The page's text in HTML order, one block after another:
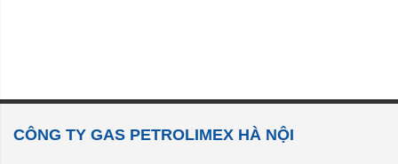
CÔNG TY GAS PETROLIMEX HÀ NỘI